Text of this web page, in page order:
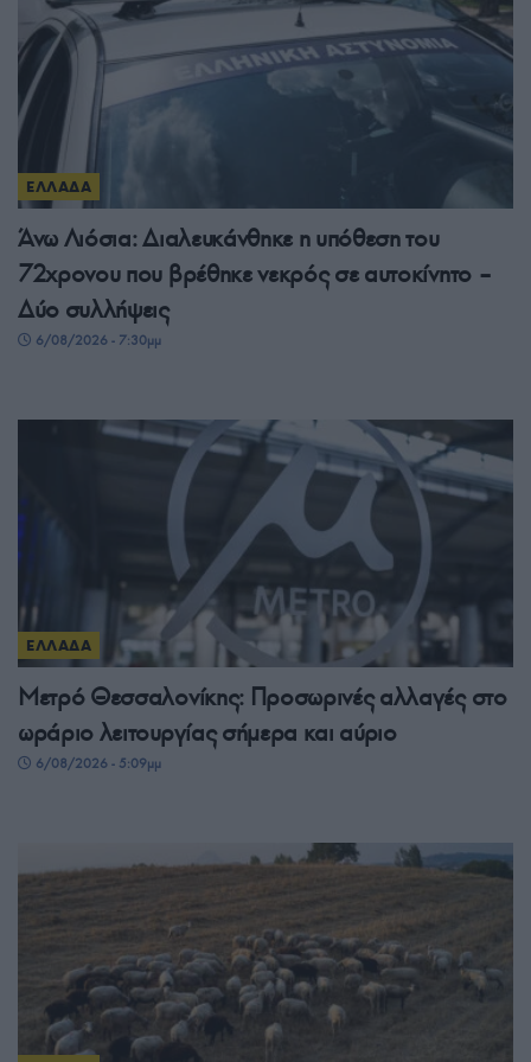
ΕΛΛΑΔΑ
Άνω Λιόσια: Διαλευκάνθηκε η υπόθεση του
72χρονου που βρέθηκε νεκρός σε αυτοκίνητο –
Δύο συλλήψεις
6/08/2026 - 7:30μμ
ΕΛΛΑΔΑ
Μετρό Θεσσαλονίκης: Προσωρινές αλλαγές στο
ωράριο λειτουργίας σήμερα και αύριο
6/08/2026 - 5:09μμ